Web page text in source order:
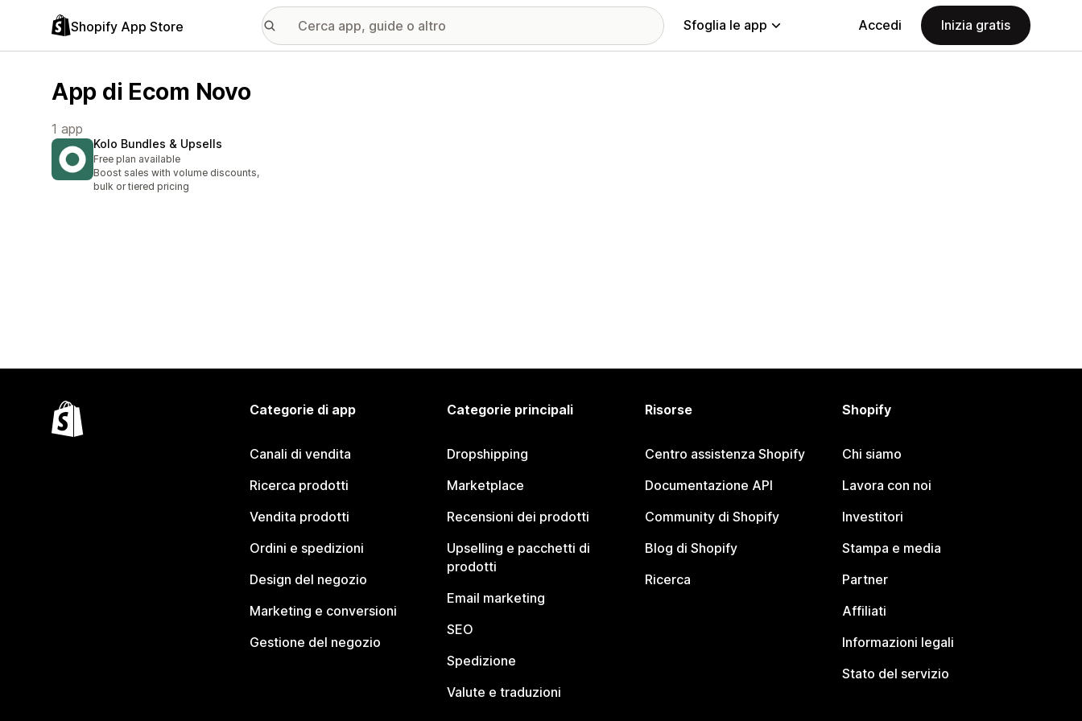
Shopify App Store Sfoglia le app Accedi Inizia gratis
App di Ecom Novo
1 app
Kolo Bundles & Upsells
Free plan available
Boost sales with volume discounts,
bulk or tiered pricing
Categorie di app
Canali di vendita
Ricerca prodotti
Vendita prodotti
Ordini e spedizioni
Design del negozio
Marketing e conversioni
Gestione del negozio
Categorie principali
Dropshipping
Marketplace
Recensioni dei prodotti
Upselling e pacchetti di
prodotti
Email marketing
SEO
Spedizione
Valute e traduzioni
Risorse
Centro assistenza Shopify
Documentazione API
Community di Shopify
Blog di Shopify
Ricerca
Shopify
Chi siamo
Lavora con noi
Investitori
Stampa e media
Partner
Affiliati
Informazioni legali
Stato del servizio